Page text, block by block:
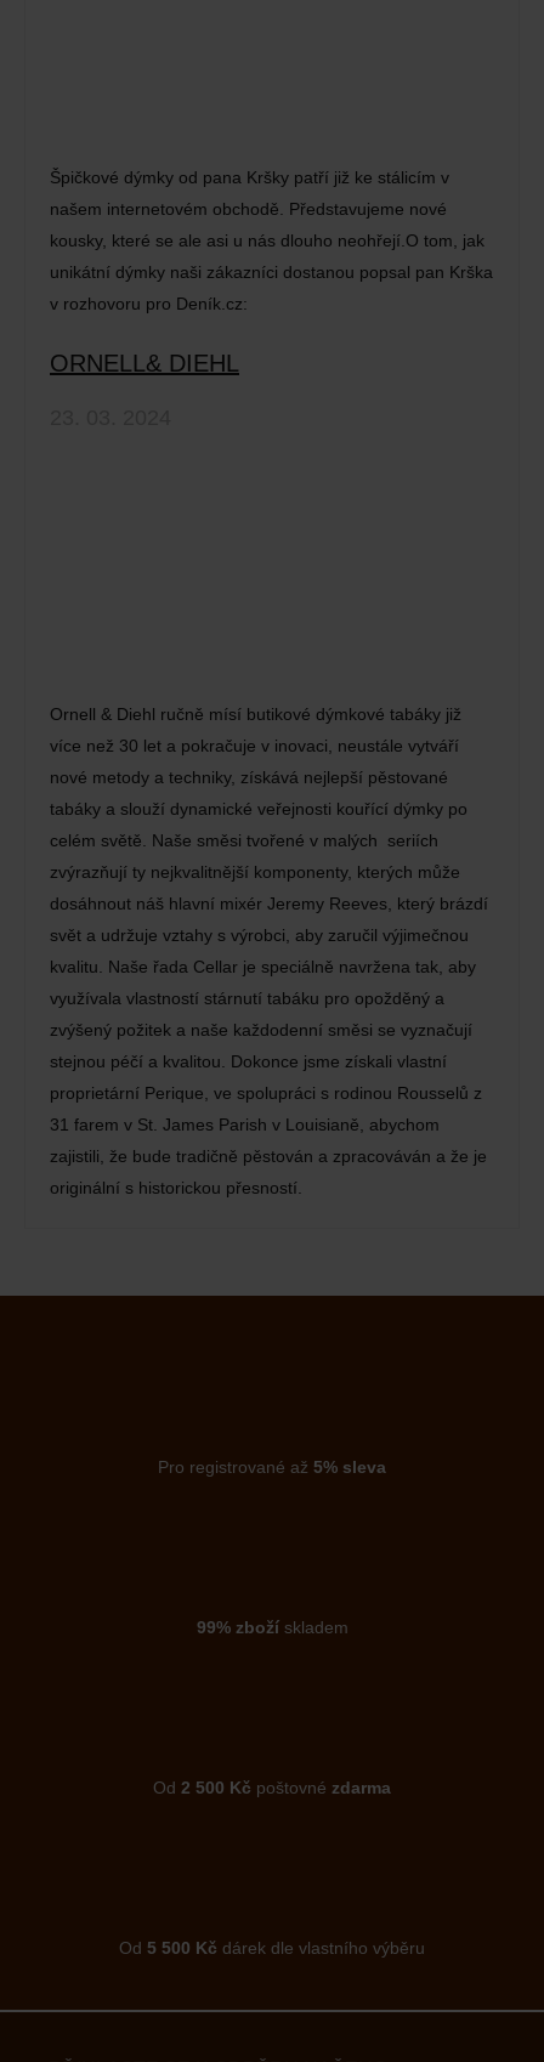
Špičkové dýmky od pana Kršky patří již ke stálicím v
našem internetovém obchodě. Představujeme nové
kousky, které se ale asi u nás dlouho neohřejí.O tom, jak
unikátní dýmky naši zákazníci dostanou popsal pan Krška
v rozhovoru pro Deník.cz:
ORNELL& DIEHL
Ornell & Diehl ručně mísí butikové dýmkové tabáky již
více než 30 let a pokračuje v inovaci, neustále vytváří
nové metody a techniky, získává nejlepší pěstované
tabáky a slouží dynamické veřejnosti kouřící dýmky po
celém světě. Naše směsi tvořené v malých seriích
zvýrazňují ty nejkvalitnější komponenty, kterých může
dosáhnout náš hlavní mixér Jeremy Reeves, který brázdí
svět a udržuje vztahy s výrobci, aby zaručil výjimečnou
kvalitu. Naše řada Cellar je speciálně navržena tak, aby
využívala vlastností stárnutí tabáku pro opožděný a
zvýšený požitek a naše každodenní směsi se vyznačují
stejnou péčí a kvalitou. Dokonce jsme získali vlastní
proprietární Perique, ve spolupráci s rodinou Rousselů z
31 farem v St. James Parish v Louisianě, abychom
zajistili, že bude tradičně pěstován a zpracováván a že je
originální s historickou přesností.
Pro registrované až 5% sleva
99% zbožískladem
Od 2 500 Kč poštovné zdarma
Od 5 500 Kč dárek dle vlastního výběru